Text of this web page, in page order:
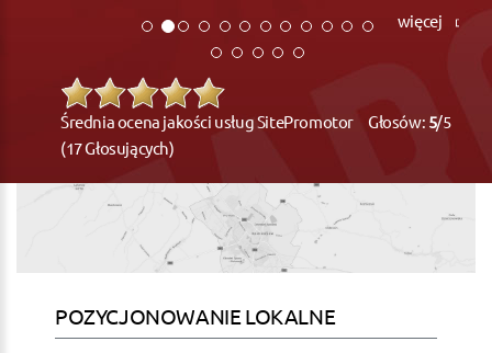
więcej
Średnia ocena jakości usług SitePromotor Głosów: 5/5
(17 Głosujących)
POZYCJONOWANIE LOKALNE